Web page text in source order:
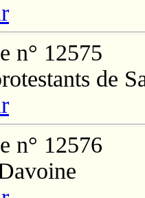
n° 12575
de
n° 12576